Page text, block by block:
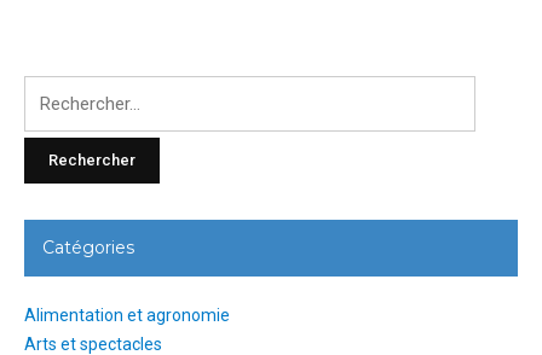
Catégories
Alimentation et agronomie
Arts et spectacles